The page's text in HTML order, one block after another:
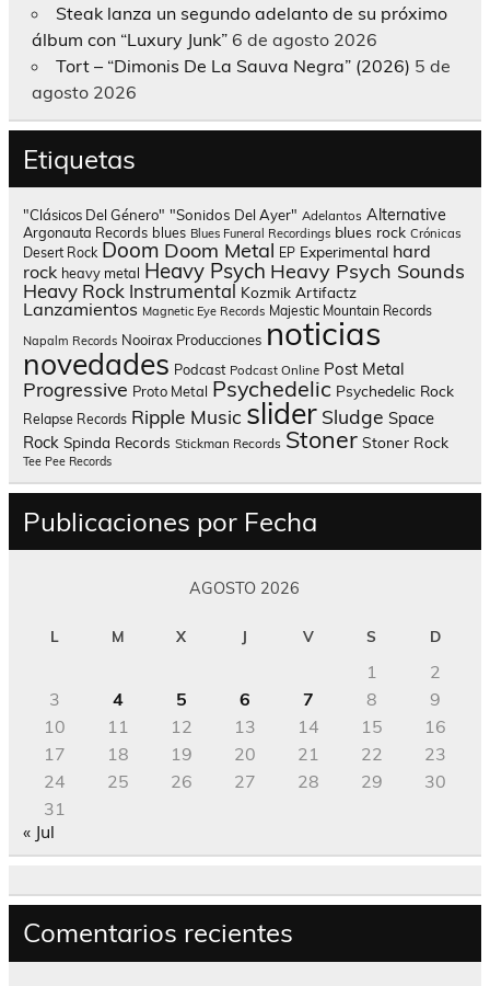
Steak lanza un segundo adelanto de su próximo
álbum con “Luxury Junk” 6 de agosto 2026
Tort – “Dimonis De La Sauva Negra” (2026) 5 de
agosto 2026
Etiquetas
"Clásicos Del Género" "Sonidos Del Ayer" Adelantos Alternative
Argonauta Records blues Blues Funeral Recordings blues rock Crónicas
Desert Rock Doom Doom Metal EP Experimental hard
rock heavy metal Heavy Psych Heavy Psych Sounds
Heavy Rock Instrumental Kozmik Artifactz
Lanzamientos Magnetic Eye Records Majestic Mountain Records
Napalm Records Nooirax Producciones noticias
novedades Podcast Podcast Online Post Metal
Progressive Proto Metal Psychedelic Psychedelic Rock
Relapse Records Ripple Music slider Sludge Space
Rock Spinda Records Stickman Records Stoner Stoner Rock
Tee Pee Records
Publicaciones por Fecha
AGOSTO 2026
L M X J V S D
1
2
3
4 5 6 7 8
9
10
11 12 13 14 15
16
17
18 19 20 21 22
23
24
25 26 27 28 29
30
31
« Jul
Comentarios recientes